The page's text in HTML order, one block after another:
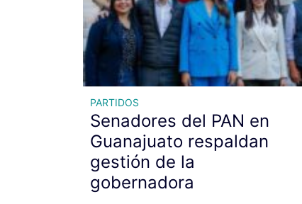
PARTIDOS
Senadores del PAN en
Guanajuato respaldan
gestión de la
gobernadora